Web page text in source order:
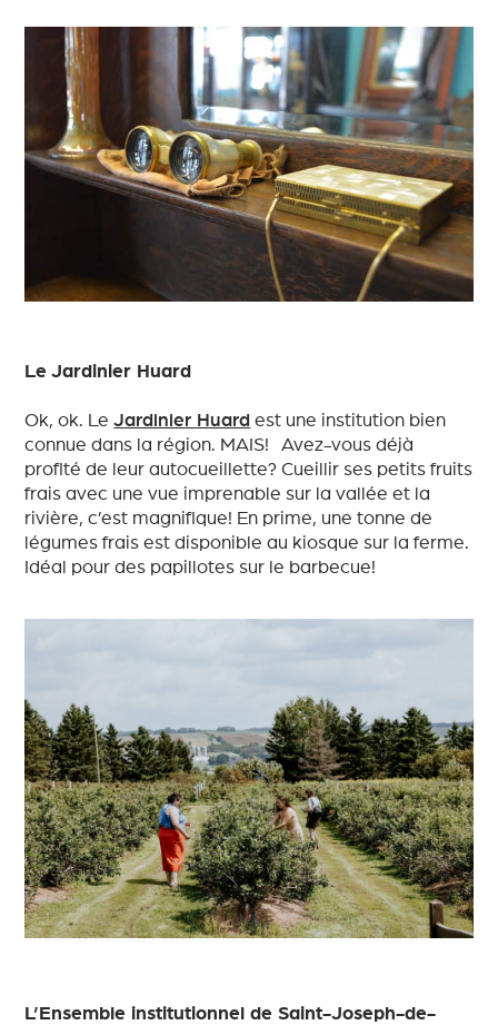
Le Jardinier Huard
Ok, ok. LeJardinier Huard est une institution bien
connue dans la région. MAIS! Avez-vous déjà
profité de leur autocueillette? Cueillir ses petits fruits
frais avec une vue imprenable sur la vallée et la
rivière, c’est magnifique! En prime, une tonne de
légumes frais est disponible au kiosque sur la ferme.
Idéal pour des papillotes sur le barbecue!
L’Ensemble institutionnel de Saint-Joseph-de-